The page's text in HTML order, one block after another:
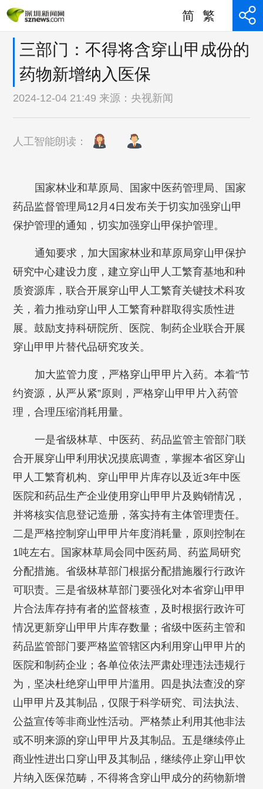
简 繁
三部门：不得将含穿山甲成份的
药物新增纳入医保
2024-12-04 21:49 来源： 央视新闻
人工智能朗读：
国家林业和草原局、国家中医药管理局、国家
药品监督管理局12月4日发布关于切实加强穿山甲
保护管理的通知，切实加强穿山甲保护管理。
通知要求，加大国家林业和草原局穿山甲保护
研究中心建设力度，建立穿山甲人工繁育基地和种
质资源库，联合开展穿山甲人工繁育关键技术科攻
关，着力推动穿山甲人工繁育种群取得实质性进
展。鼓励支持科研院所、医院、制药企业联合开展
穿山甲甲片替代品研究攻关。
加大监管力度，严格穿山甲甲片入药。本着“节
约资源，从严从紧”原则，严格穿山甲甲片入药管
理，合理压缩消耗用量。
一是省级林草、中医药、药品监管主管部门联
合开展穿山甲利用状况摸底调查，掌握本省区穿山
甲人工繁育机构、穿山甲甲片库存以及近3年中医
医院和药品生产企业使用穿山甲甲片及购销情况，
并将核实信息登记造册，落实持有主体管理责任。
二是严格控制穿山甲甲片年度消耗量，原则控制在
1吨左右。国家林草局会同中医药局、药监局研究
分配措施。省级林草部门根据分配措施履行行政许
可职责。三是省级林草部门要强化对本省穿山甲甲
片合法库存持有者的监督核查，及时根据行政许可
情况更新穿山甲甲片库存数量；省级中医药主管和
药品监管部门要严格监管辖区内利用穿山甲甲片的
医院和制药企业；各单位依法严肃处理违法违规行
为，坚决杜绝穿山甲甲片滥用。四是执法查没的穿
山甲甲片及其制品，仅限于科学研究、司法执法、
公益宣传等非商业性活动。严格禁止利用其他非法
或不明来源的穿山甲甲片及其制品。五是继续停止
商业性进出口穿山甲及其制品，继续停止穿山甲饮
片纳入医保范畴，不得将含穿山甲成分的药物新增